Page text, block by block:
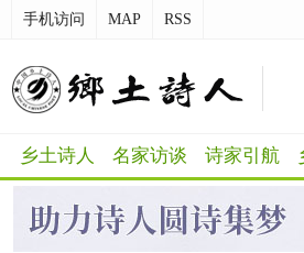
手机访问 MAP RSS
乡土诗人 名家访谈 诗家引航